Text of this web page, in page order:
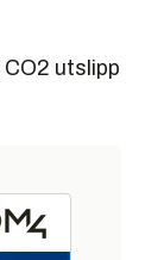
utslipp